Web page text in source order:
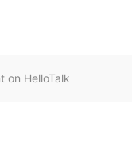
on HelloTalk